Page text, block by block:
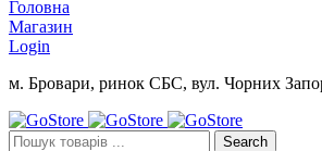
Головна
Магазин
Login
м. Бровари, ринок СБС, вул. Чорних